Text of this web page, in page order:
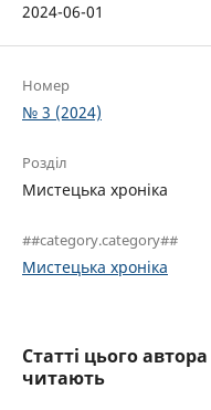
2024-06-01
Номер
№ 3 (2024)
Розділ
Мистецька хроніка
##category.category##
Мистецька хроніка
Статті цього
читають